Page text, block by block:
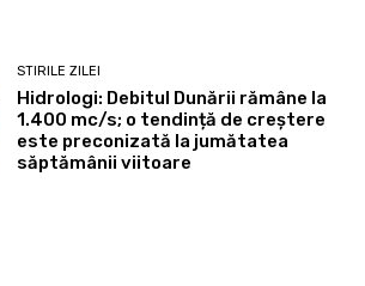
STIRILE ZILEI
Hidrologi: Debitul Dunării rămâne la
1.400 mc/s; o tendință de creștere
este preconizată la jumătatea
săptămânii viitoare